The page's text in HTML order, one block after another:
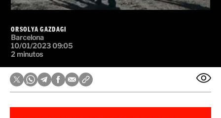
ORSOLYA GAZDAGI
Barcelona
10/01/2023 09:05
2 minutos